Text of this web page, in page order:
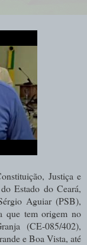
Justiça e
Estado do Ceará,
Aguiar (PSB),
que tem origem no
(CE-085/402),
e Boa Vista, até